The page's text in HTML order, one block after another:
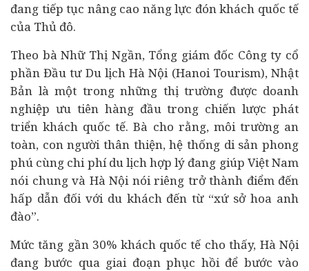
đang tiếp tục nâng cao năng lực đón khách quốc tế
của Thủ đô.
Theo bà Nhữ Thị Ngần, Tổng giám đốc Công ty cổ
phần Đầu tư Du lịch Hà Nội (Hanoi Tourism), Nhật
Bản là một trong những thị trường được doanh
nghiệp ưu tiên hàng đầu trong chiến lược phát
triển khách quốc tế. Bà cho rằng, môi trường an
toàn, con người thân thiện, hệ thống di sản phong
phú cùng chi phí du lịch hợp lý đang giúp Việt Nam
nói chung và Hà Nội nói riêng trở thành điểm đến
hấp dẫn đối với du khách đến từ “xứ sở hoa anh
đào”.
Mức tăng gần 30% khách quốc tế cho thấy, Hà Nội
đang bước qua giai đoạn phục hồi để bước vào